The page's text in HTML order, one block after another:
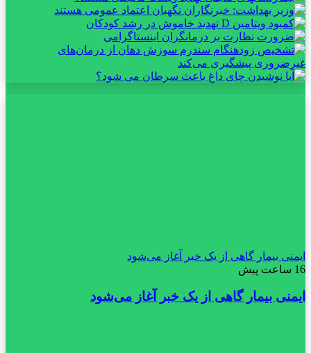
ایمنی بیمار گاهی از یک خبر آغاز می‌شود
16 ساعت پیش
ایمنی بیمار گاهی از یک خبر آغاز می‌شود